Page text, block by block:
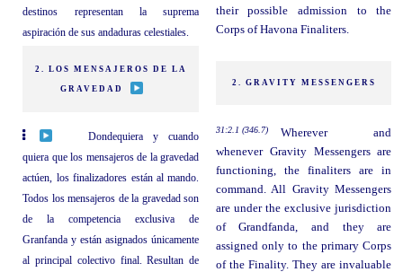
destinos representan la suprema
aspiración de sus andaduras celestiales.
their possible admission to the
Corps of Havona Finaliters.
2. LOS MENSAJEROS DE LA
GRAVEDAD
2. GRAVITY MESSENGERS
Dondequiera y cuando
quiera que los mensajeros de la gravedad
actúen, los finalizadores están al mando.
Todos los mensajeros de la gravedad son
de la competencia exclusiva de
Granfanda y están asignados únicamente
al principal colectivo final. Resultan de
31:2.1 (346.7)
Wherever and
whenever Gravity Messengers are
functioning, the finaliters are in
command. All Gravity Messengers
are under the exclusive jurisdiction
of Grandfanda, and they are
assigned only to the primary Corps
of the Finality. They are invaluable